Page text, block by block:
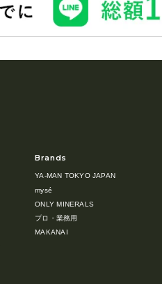
Brands
YA-MAN TOKYO JAPAN
mysé
ONLY MINERALS
プロ・業務用
MAKANAI